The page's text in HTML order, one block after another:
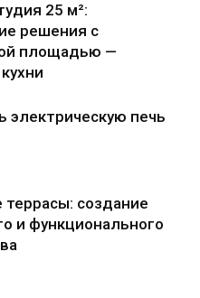
25 м²:
решения с
площадью —
электрическую печь
террасы: создание
и функционального